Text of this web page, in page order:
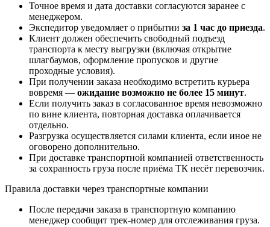
Точное время и дата доставки согласуются заранее с
менеджером.
Экспедитор уведомляет о прибытии за 1 час до приезда.
Клиент должен обеспечить свободный подъезд
транспорта к месту выгрузки (включая открытие
шлагбаумов, оформление пропусков и другие
проходные условия).
При получении заказа необходимо встретить курьера
вовремя — ожидание возможно не более 15 минут.
Если получить заказ в согласованное время невозможно
по вине клиента, повторная доставка оплачивается
отдельно.
Разгрузка осуществляется силами клиента, если иное не
оговорено дополнительно.
При доставке транспортной компанией ответственность
за сохранность груза после приёма ТК несёт перевозчик.
Правила доставки через транспортные компании
После передачи заказа в транспортную компанию
менеджер сообщит трек-номер для отслеживания груза.